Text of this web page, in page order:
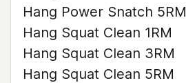
Hang Power Snatch 5RM
Hang Squat Clean 1RM
Hang Squat Clean 3RM
Hang Squat Clean 5RM